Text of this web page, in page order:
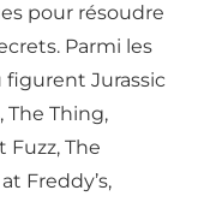
pour résoudre
Parmi les
figurent Jurassic
The Thing,
Fuzz, The
Freddy’s,